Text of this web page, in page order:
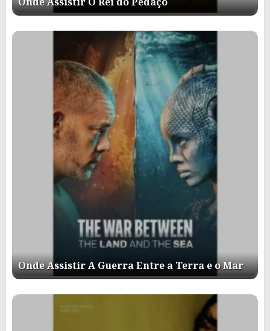
Onde Assistir A Guerra Entre a Terra e o Mar